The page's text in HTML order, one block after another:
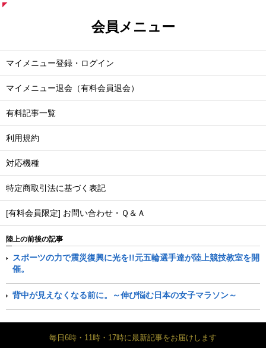
会員メニュー
マイメニュー登録・ログイン
マイメニュー退会（有料会員退会）
有料記事一覧
利用規約
対応機種
特定商取引法に基づく表記
[有料会員限定] お問い合わせ・Ｑ＆Ａ
陸上の前後の記事
スポーツの力で震災復興に光を!!元五輪選手達が陸上競技教室を開
催。
背中が見えなくなる前に。～伸び悩む日本の女子マラソン～
毎日6時・11時・17時に最新記事をお届けします